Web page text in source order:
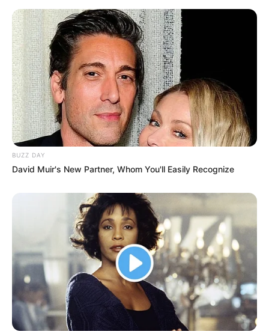
BUZZ DAY
David Muir's New Partner, Whom You'll Easily Recognize